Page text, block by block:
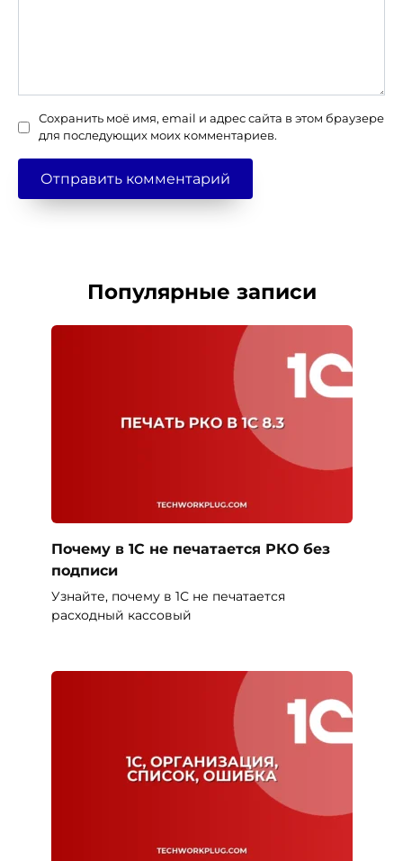
Сохранить моё имя, email и адрес сайта в этом браузере
для последующих моих комментариев.
Популярные записи
Почему в 1С не печатается РКО без
подписи
Узнайте, почему в 1С не печатается
расходный кассовый